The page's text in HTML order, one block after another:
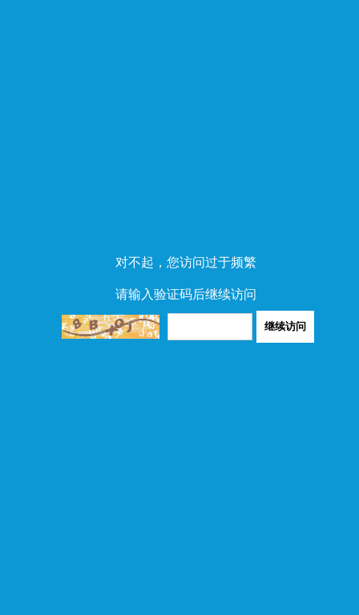
对不起，您访问过于频繁
请输入验证码后继续访问
继续访问